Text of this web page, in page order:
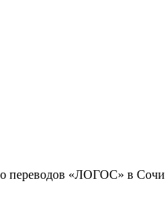
переводов «ЛОГОС» в Сочи